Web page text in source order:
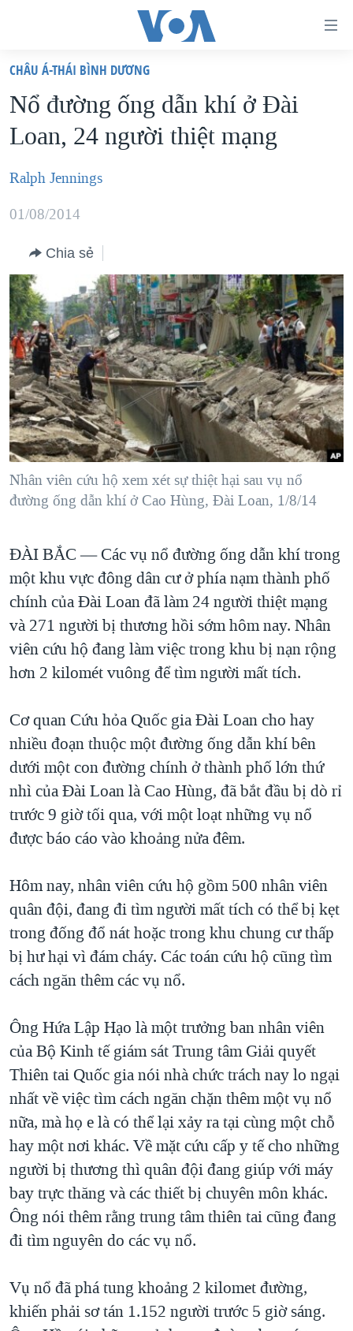
truy
cập
Tới
dung
chính
hướng
chính
Đi
tới
"Tìm"
VIỆT NAM
HOA KỲ
BIỂN ĐÔNG
DIỄN ĐÀN
MỤC
TỰ DO BÁO CHÍ
VẠCH TRẦN TIN GIẢ
NGƯỜI VIỆT HẢI NGOẠI
ĐỜI SỐNG
KINH TẾ
KHOA HỌC
SỨC KHOẺ
VĂN HOÁ
CHUYÊN ĐỀ
CHIẾN TRANH THƯƠNG MẠI CỦA MỸ: QUÁ KHỨ VÀ HIỆN
TẠI
HÀNH TRÌNH BẦU CỬ 2024
MỘT NĂM CHIẾN TRANH TẠI DẢI GAZA
GIẢI MÃ VÀNH ĐAI & CON ĐƯỜNG
TRỊNH VĨNH BÌNH - NGƯỜI HẠ 'BÊN THẮNG CUỘC'
CHI PHÍ CHIẾN TRANH AFGHANISTAN
CÁC GIÁ TRỊ CỘNG HÒA Ở VIỆT NAM
THƯỢNG ĐỈNH TRUMP-KIM TẠI VIỆT NAM
TRỊNH VĨNH BÌNH VS. CHÍNH PHỦ VIỆT NAM
NGƯ DÂN VIỆT VÀ LÀN SÓNG TRỘM HẢI SÂM
QUAN HỆ VIỆT MỸ
HỌC TIẾNG ANH
VIDEO
NGHE
MẠNG XÃ HỘI
Ngôn ngữ khác
CHÂU Á-THÁI BÌNH DƯƠNG
Nổ đường ống dẫn khí ở Ðài
Loan, 24 người thiệt mạng
Ralph Jennings
01/08/2014
Chia sẻ
Nhân viên cứu hộ xem xét sự thiệt hại sau vụ nổ
đường ống dẫn khí ở Cao Hùng, Đài Loan, 1/8/14
ĐÀI BẮC —Các vụ nổ đường ống dẫn khí trong
một khu vực đông dân cư ở phía nạm thành phố
chính của Ðài Loan đã làm 24 người thiệt mạng
và 271 người bị thương hồi sớm hôm nay. Nhân
viên cứu hộ đang làm việc trong khu bị nạn rộng
hơn 2 kilomét vuông để tìm người mất tích.
Cơ quan Cứu hỏa Quốc gia Ðài Loan cho hay
nhiều đoạn thuộc một đường ống dẫn khí bên
dưới một con đường chính ở thành phố lớn thứ
nhì của Ðài Loan là Cao Hùng, đã bắt đầu bị dò rỉ
trước 9 giờ tối qua, với một loạt những vụ nổ
được báo cáo vào khoảng nửa đêm.
Hôm nay, nhân viên cứu hộ gồm 500 nhân viên
quân đội, đang đi tìm người mất tích có thể bị kẹt
trong đống đổ nát hoặc trong khu chung cư thấp
bị hư hại vì đám cháy. Các toán cứu hộ cũng tìm
cách ngăn thêm các vụ nổ.
Ông Hứa Lập Hạo là một trưởng ban nhân viên
của Bộ Kinh tế giám sát Trung tâm Giải quyết
Thiên tai Quốc gia nói nhà chức trách nay lo ngại
nhất về việc tìm cách ngăn chặn thêm một vụ nổ
nữa, mà họ e là có thể lại xảy ra tại cùng một chỗ
hay một nơi khác. Về mặt cứu cấp y tế cho những
người bị thương thì quân đội đang giúp với máy
bay trực thăng và các thiết bị chuyên môn khác.
Ông nói thêm rằng trung tâm thiên tai cũng đang
đi tìm nguyên do các vụ nổ.
Vụ nổ đã phá tung khoảng 2 kilomet đường,
khiến phải sơ tán 1.152 người trước 5 giờ sáng.